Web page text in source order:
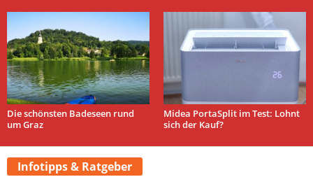
Die schönsten Badeseen rund
um Graz
Midea PortaSplit im Test: Lohnt
sich der Kauf?
Infotipps & Ratgeber